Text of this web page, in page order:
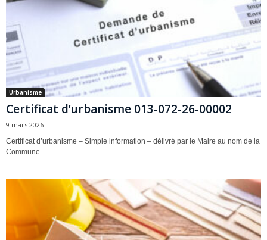
Urbanisme
Certificat d’urbanisme 013-072-26-00002
9 mars 2026
Certificat d’urbanisme – Simple information – délivré par le Maire au nom de la
Commune.